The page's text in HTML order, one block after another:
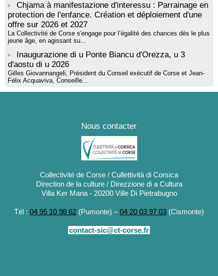
Chjama à manifestazione d'interessu : Parrainage en
protection de l'enfance. Création et déploiement d'une
offre sur 2026 et 2027
La Collectivité de Corse s'engage pour l’égalité des chances dès le plus
jeune âge, en agissant su...
Inaugurazione di u Ponte Biancu d'Orezza, u 3
d'aostu di u 2026
Gilles Giovannangeli, Président du Conseil exécutif de Corse et Jean-
Félix Acquaviva, Conseille...
Nous contacter
Collectivité de Corse / Cullettività di Corsica
Direction de la culture / Direzzione di a Cultura
Villa Ker Maria - 20200 Ville Di Pietrabugno
Tél : 04 95 10 98 62 (Pumonte) –04 20 03 97 03 (Cismonte)
contact-sic@ct-corse.fr